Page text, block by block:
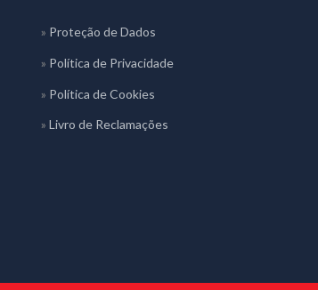
» Proteção de Dados
» Política de Privacidade
» Política de Cookies
» Livro de Reclamações